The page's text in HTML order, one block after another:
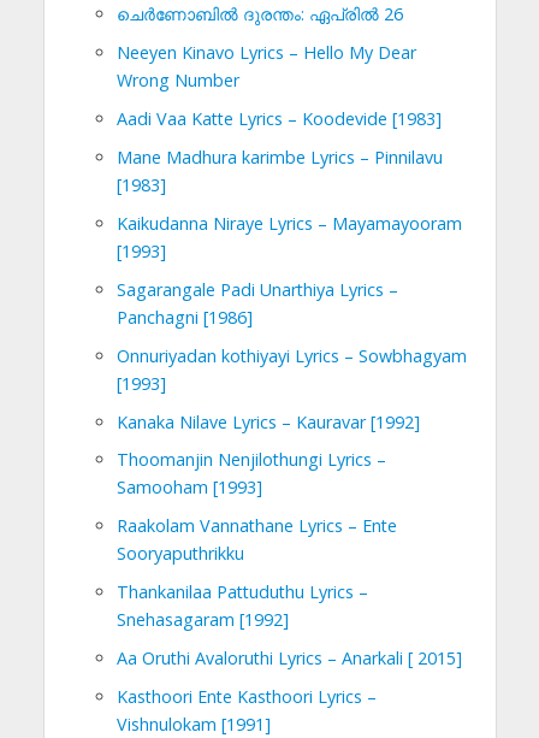
ചെര്‍ണോബില്‍ ദുരന്തം: ഏപ്രില്‍ 26
Neeyen Kinavo Lyrics – Hello My Dear
Wrong Number
Aadi Vaa Katte Lyrics – Koodevide [1983]
Mane Madhura karimbe Lyrics – Pinnilavu
[1983]
Kaikudanna Niraye Lyrics – Mayamayooram
[1993]
Sagarangale Padi Unarthiya Lyrics –
Panchagni [1986]
Onnuriyadan kothiyayi Lyrics – Sowbhagyam
[1993]
Kanaka Nilave Lyrics – Kauravar [1992]
Thoomanjin Nenjilothungi Lyrics –
Samooham [1993]
Raakolam Vannathane Lyrics – Ente
Sooryaputhrikku
Thankanilaa Pattuduthu Lyrics –
Snehasagaram [1992]
Aa Oruthi Avaloruthi Lyrics – Anarkali [ 2015]
Kasthoori Ente Kasthoori Lyrics –
Vishnulokam [1991]